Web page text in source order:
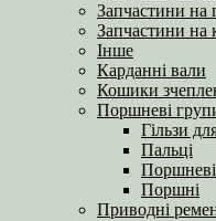
Запчастини на
Запчастини на
Інше
Карданні вали
Кошики
Поршневі
Гільзи
Пальці
Поршневі
Поршні
Приводні